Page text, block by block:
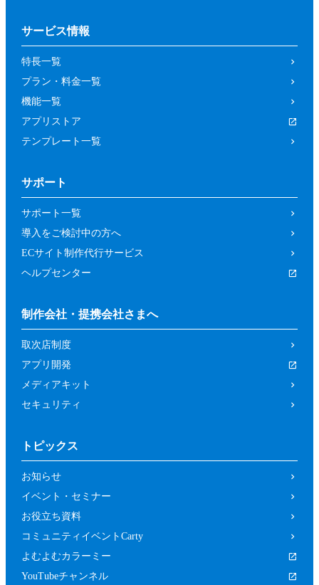
サービス情報
特長一覧
プラン・料金一覧
機能一覧
アプリストア
テンプレート一覧
サポート
サポート一覧
導入をご検討中の方へ
ECサイト制作代行サービス
ヘルプセンター
制作会社・提携会社さまへ
取次店制度
アプリ開発
メディアキット
セキュリティ
トピックス
お知らせ
イベント・セミナー
お役立ち資料
コミュニティイベントCarty
よむよむカラーミー
YouTubeチャンネル